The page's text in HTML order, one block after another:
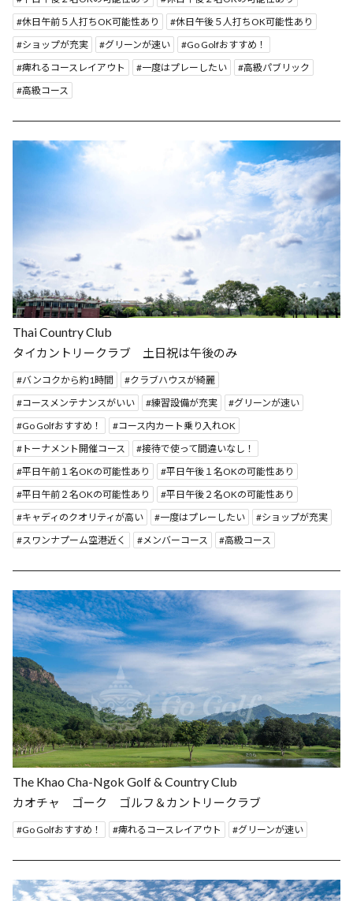
休日午前５人打ちOK可能性あり
休日午後５人打ちOK可能性あり
ショップが充実
グリーンが速い
Go Golfおすすめ！
痺れるコースレイアウト
一度はプレーしたい
高級パブリック
高級コース
Thai Country Club
タイカントリークラブ 土日祝は午後のみ
バンコクから約1時間
クラブハウスが綺麗
コースメンテナンスがいい
練習設備が充実
グリーンが速い
Go Golfおすすめ！
コース内カート乗り入れOK
トーナメント開催コース
接待で使って間違いなし！
平日午前１名OKの可能性あり
平日午後１名OKの可能性あり
平日午前２名OKの可能性あり
平日午後２名OKの可能性あり
キャディのクオリティが高い
一度はプレーしたい
ショップが充実
スワンナプーム空港近く
メンバーコース 高級コース
The Khao Cha-Ngok Golf & Country Club
カオチャ ゴーク ゴルフ＆カントリークラブ
Go Golfおすすめ！ 痺れるコースレイアウト グリーンが速い